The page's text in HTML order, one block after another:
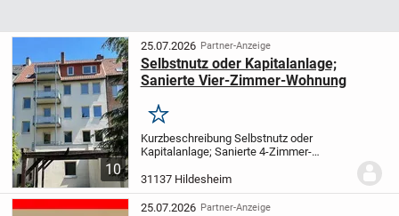
10
25.07.2026 Partner-Anzeige
Selbstnutz oder Kapitalanlage;
Sanierte Vier-Zimmer-Wohnung
Merken
Kurzbeschreibung Selbstnutz oder
Kapitalanlage; Sanierte 4-Zimmer-
sich diese frisch sanierte 4-Zimmer-
Wohnung im zweiten Obergeschoss
eines Mehrfamilienhauses.
31137 Hildesheim
25.07.2026 Partner-Anzeige